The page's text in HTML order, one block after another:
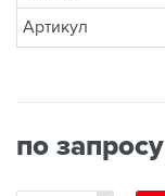
Артикул
по запросу